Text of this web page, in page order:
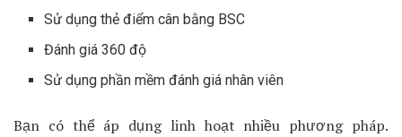
Sử dụng thẻ điểm cân bằng BSC
Đánh giá 360 độ
Sử dụng phần mềm đánh giá nhân viên
Bạn có thể áp dụng linh hoạt nhiều phương pháp.